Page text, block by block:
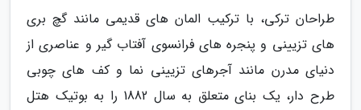
طراحان ترکی، با ترکیب المان های قدیمی مانند گچ بری
های تزیینی و پنجره های فرانسوی آفتاب گیر و عناصری از
دنیای مدرن مانند آجرهای تزیینی نما و کف های چوبی
طرح دار، یک بنای متعلق به سال 1882 را به بوتیک هتل